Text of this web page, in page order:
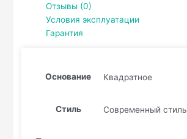
Отзывы (0)
Условия эксплуатации
Гарантия
Основание Квадратное
Стиль Современный стиль